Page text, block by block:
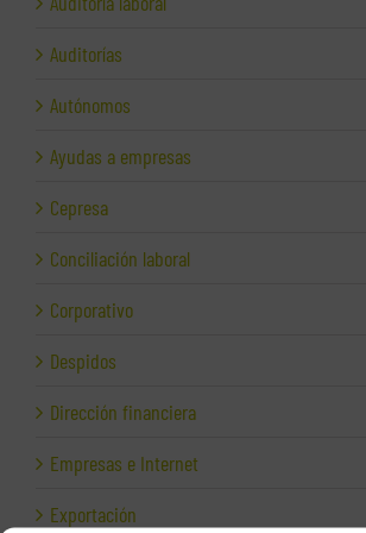
Auditorías
Autónomos
Ayudas a empresas
Cepresa
Conciliación laboral
Corporativo
Despidos
Dirección financiera
Empresas e Internet
Exportación